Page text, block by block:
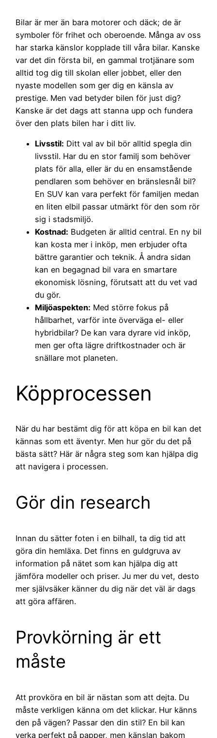
Bilar är mer än bara motorer och däck; de är
symboler för frihet och oberoende. Många av oss
har starka känslor kopplade till våra bilar. Kanske
var det din första bil, en gammal trotjänare som
alltid tog dig till skolan eller jobbet, eller den
nyaste modellen som ger dig en känsla av
prestige. Men vad betyder bilen för just dig?
Kanske är det dags att stanna upp och fundera
över den plats bilen har i ditt liv.
Livsstil: Ditt val av bil bör alltid spegla din
livsstil. Har du en stor familj som behöver
plats för alla, eller är du en ensamstående
pendlaren som behöver en bränslesnål bil?
En SUV kan vara perfekt för familjen medan
en liten elbil passar utmärkt för den som rör
sig i stadsmiljö.
Kostnad: Budgeten är alltid central. En ny bil
kan kosta mer i inköp, men erbjuder ofta
bättre garantier och teknik. Å andra sidan
kan en begagnad bil vara en smartare
ekonomisk lösning, förutsatt att du vet vad
du gör.
Miljöaspekten: Med större fokus på
hållbarhet, varför inte överväga el- eller
hybridbilar? De kan vara dyrare vid inköp,
men ger ofta lägre driftkostnader och är
snällare mot planeten.
Köpprocessen
När du har bestämt dig för att köpa en bil kan det
kännas som ett äventyr. Men hur gör du det på
bästa sätt? Här är några steg som kan hjälpa dig
att navigera i processen.
Gör din research
Innan du sätter foten i en bilhall, ta dig tid att
göra din hemläxa. Det finns en guldgruva av
information på nätet som kan hjälpa dig att
jämföra modeller och priser. Ju mer du vet, desto
mer självsäker känner du dig när det väl är dags
att göra affären.
Provkörning är ett
måste
Att provköra en bil är nästan som att dejta. Du
måste verkligen känna om det klickar. Hur känns
den på vägen? Passar den din stil? En bil kan
verka perfekt på papper, men känslan bakom